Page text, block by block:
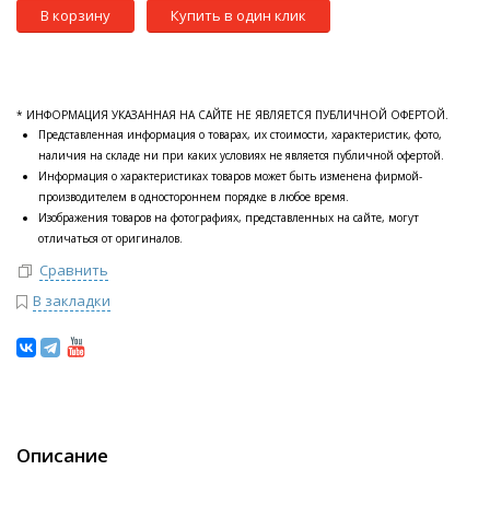
В корзину Купить в один клик
* ИНФОРМАЦИЯ УКАЗАННАЯ НА САЙТЕ НЕ ЯВЛЯЕТСЯ ПУБЛИЧНОЙ ОФЕРТОЙ.
Представленная информация о товарах, их стоимости, характеристик, фото,
наличия на складе ни при каких условиях не является публичной офертой.
Информация о характеристиках товаров может быть изменена фирмой-
производителем в одностороннем порядке в любое время.
Изображения товаров на фотографиях, представленных на сайте, могут
отличаться от оригиналов.
Сравнить
В закладки
Описание